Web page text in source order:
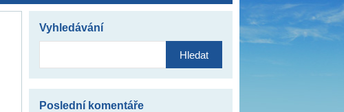
Vyhledávání
Poslední komentáře